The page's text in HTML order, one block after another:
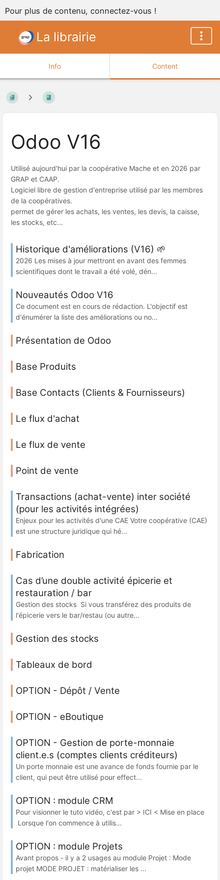
Pour plus de contenu, connectez-vous !
La librairie
Info Content
Odoo V16
Utilisé aujourd'hui par la coopérative Mache et en 2026 par
GRAP et CAAP.
Logiciel libre de gestion d'entreprise utilisé par les membres
de la coopératives.
permet de gérer les achats, les ventes, les devis, la caisse,
les stocks, etc...
Historique d'améliorations (V16) 🌱
2026 Les mises à jour mettront en avant des femmes
scientifiques dont le travail a été volé, dén...
Nouveautés Odoo V16
Ce document est en cours de rédaction. L'objectif est
d'énumérer la liste des améliorations ou no...
Présentation de Odoo
Base Produits
Base Contacts (Clients & Fournisseurs)
Le flux d'achat
Le flux de vente
Point de vente
Transactions (achat-vente) inter société
(pour les activités intégrées)
Enjeux pour les activités d'une CAE Votre coopérative (CAE)
est une structure juridique qui hé...
Fabrication
Cas d’une double activité épicerie et
restauration / bar
Gestion des stocks Si vous transférez des produits de
l'épicerie vers le bar/restau (ou autre...
Gestion des stocks
Tableaux de bord
OPTION - Dépôt / Vente
OPTION - eBoutique
OPTION - Gestion de porte-monnaie
client.e.s (comptes clients créditeurs)
Un porte monnaie est une avance de fonds fournie par le
client, qui peut être utilisé pour effect...
OPTION : module CRM
Pour visionner le tuto vidéo, c'est par > ICI < Mise en place
Lorsque l'on commence à utilis...
OPTION : module Projets
Avant propos - il y a 2 usages au module Projet : Mode
projet MODE PROJET : matérialiser les ...